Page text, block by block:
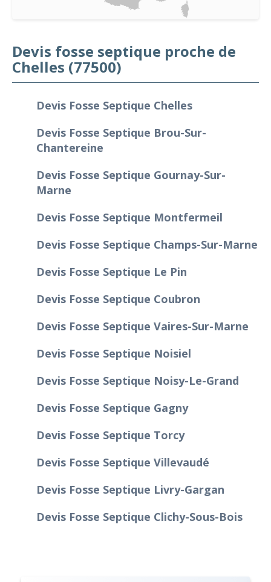
Devis fosse septique proche de
Chelles (77500)
Devis Fosse Septique Chelles
Devis Fosse Septique Brou-Sur-
Chantereine
Devis Fosse Septique Gournay-Sur-
Marne
Devis Fosse Septique Montfermeil
Devis Fosse Septique Champs-Sur-Marne
Devis Fosse Septique Le Pin
Devis Fosse Septique Coubron
Devis Fosse Septique Vaires-Sur-Marne
Devis Fosse Septique Noisiel
Devis Fosse Septique Noisy-Le-Grand
Devis Fosse Septique Gagny
Devis Fosse Septique Torcy
Devis Fosse Septique Villevaudé
Devis Fosse Septique Livry-Gargan
Devis Fosse Septique Clichy-Sous-Bois